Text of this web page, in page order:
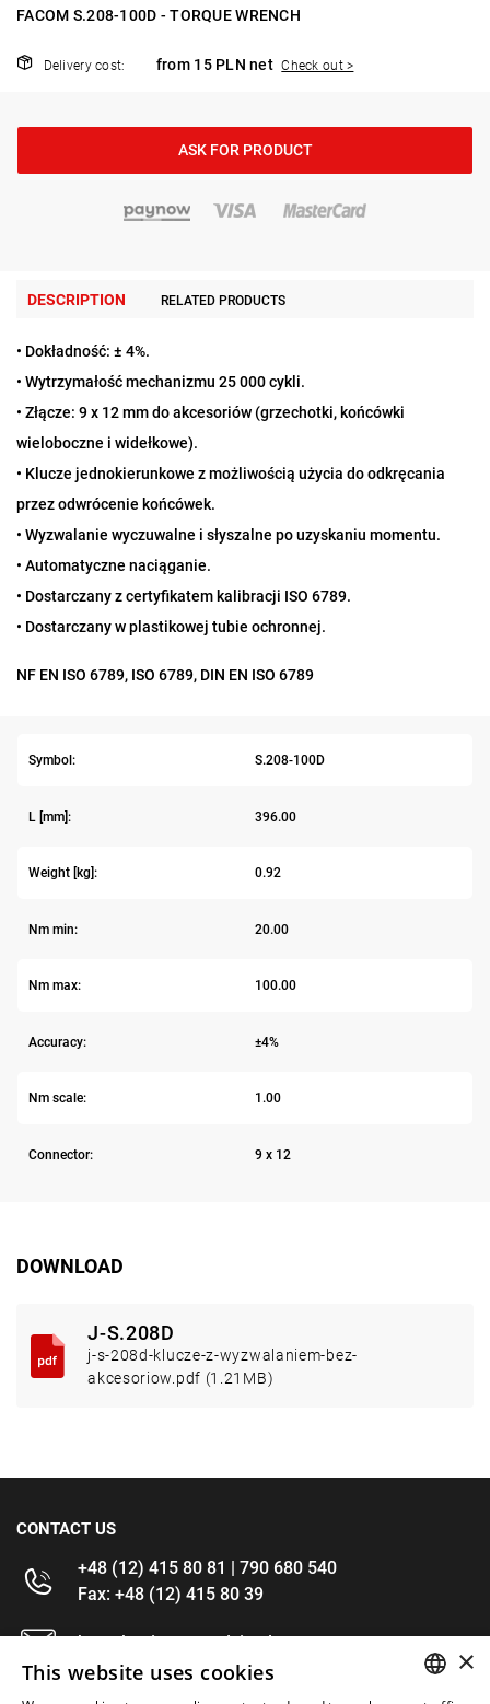
FACOM S.208-100D - TORQUE WRENCH
Delivery cost: from 15 PLN net Check out >
ASK FOR PRODUCT
DESCRIPTION RELATED PRODUCTS
• Dokładność: ± 4%.
• Wytrzymałość mechanizmu 25 000 cykli.
• Złącze: 9 x 12 mm do akcesoriów (grzechotki, końcówki
wieloboczne i widełkowe).
• Klucze jednokierunkowe z możliwością użycia do odkręcania
przez odwrócenie końcówek.
• Wyzwalanie wyczuwalne i słyszalne po uzyskaniu momentu.
• Automatyczne naciąganie.
• Dostarczany z certyfikatem kalibracji ISO 6789.
• Dostarczany w plastikowej tubie ochronnej.
NF EN ISO 6789, ISO 6789, DIN EN ISO 6789
Symbol: S.208-100D
L [mm]: 396.00
Weight [kg]: 0.92
Nm min: 20.00
Nm max: 100.00
Accuracy: ±4%
Nm scale: 1.00
Connector: 9 x 12
DOWNLOAD
J-S.208D
j-s-208d-klucze-z-wyzwalaniem-bez-
akcesoriow.pdf (1.21MB)
CONTACT US
+48 (12) 415 80 81 | 790 680 540
Fax: +48 (12) 415 80 39
kontakt@im-narzedzia.pl
×
This website uses cookies